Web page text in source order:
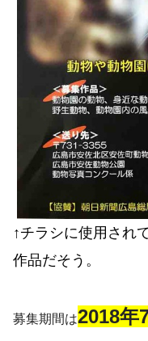
↑チラシに使用され
作品だそう。
募集期間は2018年